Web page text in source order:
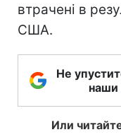
втрачені в
США.
Не
наши
Или